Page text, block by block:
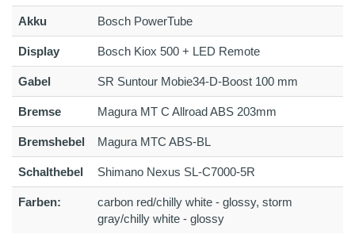
Akku Bosch PowerTube
Display Bosch Kiox 500 + LED Remote
Gabel SR Suntour Mobie34-D-Boost 100 mm
Bremse Magura MT C Allroad ABS 203mm
Bremshebel Magura MTC ABS-BL
Schalthebel Shimano Nexus SL-C7000-5R
Farben:
carbon red/chilly white - glossy, storm
gray/chilly white - glossy